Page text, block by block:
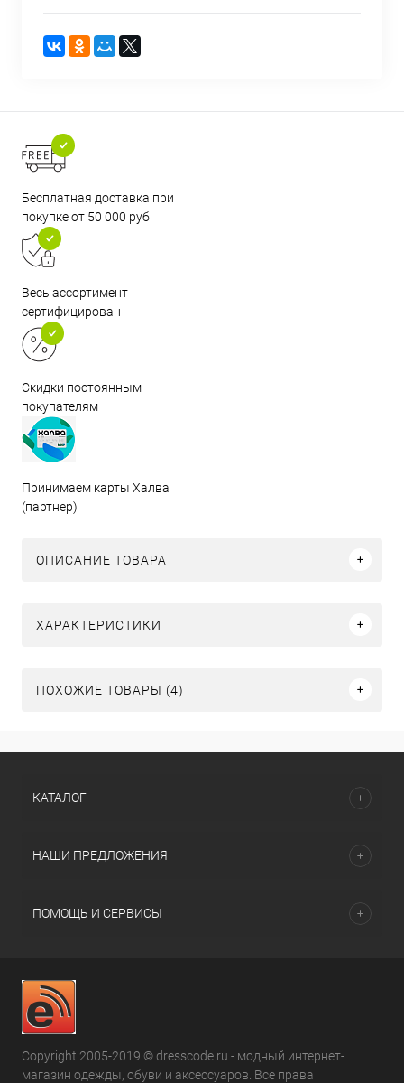
Бесплатная доставка при
покупке от 50 000 руб
Весь ассортимент
сертифицирован
Скидки постоянным
покупателям
Принимаем карты Халва
(партнер)
ОПИСАНИЕ ТОВАРА
ХАРАКТЕРИСТИКИ
ПОХОЖИЕ ТОВАРЫ (4)
КАТАЛОГ
НАШИ ПРЕДЛОЖЕНИЯ
ПОМОЩЬ И СЕРВИСЫ
Copyright 2005-2019 © dresscode.ru - модный интернет-
магазин одежды, обуви и аксессуаров. Все права